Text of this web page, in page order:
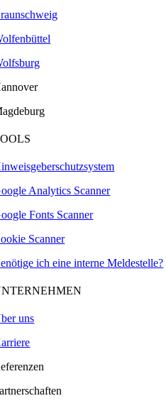
Analytics Scanner
Fonts Scanner
Scanner
ich eine interne Meldestelle?
uns